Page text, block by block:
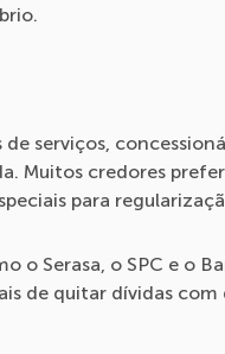
serviços,
Muitos credores
para
o Serasa, o SPC e o
de quitar dívidas com